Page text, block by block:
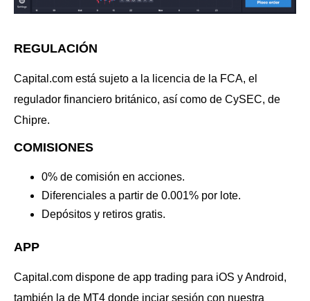
REGULACIÓN
Capital.com está sujeto a la licencia de la FCA, el
regulador financiero británico, así como de CySEC, de
Chipre.
COMISIONES
0% de comisión en acciones.
Diferenciales a partir de 0.001% por lote.
Depósitos y retiros gratis.
APP
Capital.com dispone de app trading para iOS y Android,
también la de MT4 donde inciar sesión con nuestra